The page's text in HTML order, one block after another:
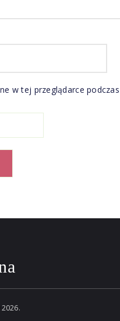
w tej przeglądarce